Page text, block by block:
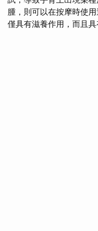
腫，則可以在按摩時使
僅具有滋養作用，而且具